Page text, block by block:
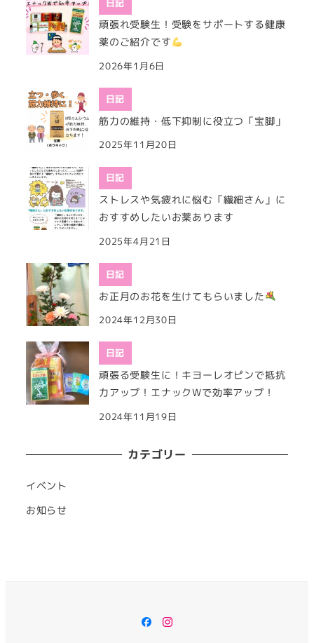
日記
頑張れ受験生！受験をサポートする健康
薬のご紹介です
2026年1月6日
日記
筋力の維持・低下抑制に役立つ「宝脚」
2025年11月20日
日記
ストレスや気疲れに悩む「繊細さん」に
おすすめしたいお薬あります
2025年4月21日
日記
お正月のお花を生けてもらいました
2024年12月30日
日記
頑張る受験生に！キヨーレオピンで抵抗
力アップ！エナックWで効率アップ！
2024年11月19日
カテゴリー
イベント
お知らせ
Facebook
Instagram